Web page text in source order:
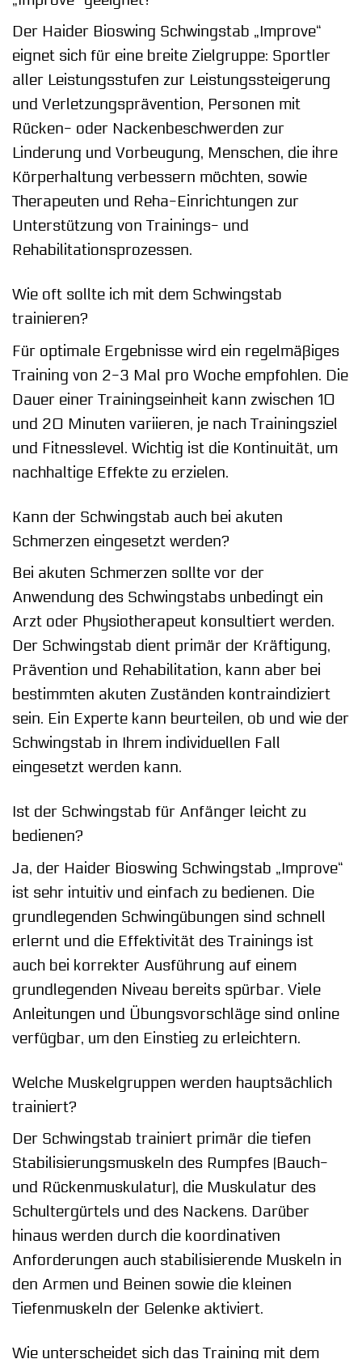
Der Haider Bioswing Schwingstab „Improve“
eignet sich für eine breite Zielgruppe: Sportler
aller Leistungsstufen zur Leistungssteigerung
und Verletzungsprävention, Personen mit
Rücken- oder Nackenbeschwerden zur
Linderung und Vorbeugung, Menschen, die ihre
Körperhaltung verbessern möchten, sowie
Therapeuten und Reha-Einrichtungen zur
Unterstützung von Trainings- und
Rehabilitationsprozessen.
Wie oft sollte ich mit dem Schwingstab
trainieren?
Für optimale Ergebnisse wird ein regelmäßiges
Training von 2-3 Mal pro Woche empfohlen. Die
Dauer einer Trainingseinheit kann zwischen 10
und 20 Minuten variieren, je nach Trainingsziel
und Fitnesslevel. Wichtig ist die Kontinuität, um
nachhaltige Effekte zu erzielen.
Kann der Schwingstab auch bei akuten
Schmerzen eingesetzt werden?
Bei akuten Schmerzen sollte vor der
Anwendung des Schwingstabs unbedingt ein
Arzt oder Physiotherapeut konsultiert werden.
Der Schwingstab dient primär der Kräftigung,
Prävention und Rehabilitation, kann aber bei
bestimmten akuten Zuständen kontraindiziert
sein. Ein Experte kann beurteilen, ob und wie der
Schwingstab in Ihrem individuellen Fall
eingesetzt werden kann.
Ist der Schwingstab für Anfänger leicht zu
bedienen?
Ja, der Haider Bioswing Schwingstab „Improve“
ist sehr intuitiv und einfach zu bedienen. Die
grundlegenden Schwingübungen sind schnell
erlernt und die Effektivität des Trainings ist
auch bei korrekter Ausführung auf einem
grundlegenden Niveau bereits spürbar. Viele
Anleitungen und Übungsvorschläge sind online
verfügbar, um den Einstieg zu erleichtern.
Welche Muskelgruppen werden hauptsächlich
trainiert?
Der Schwingstab trainiert primär die tiefen
Stabilisierungsmuskeln des Rumpfes (Bauch-
und Rückenmuskulatur), die Muskulatur des
Schultergürtels und des Nackens. Darüber
hinaus werden durch die koordinativen
Anforderungen auch stabilisierende Muskeln in
den Armen und Beinen sowie die kleinen
Tiefenmuskeln der Gelenke aktiviert.
Wie unterscheidet sich das Training mit dem